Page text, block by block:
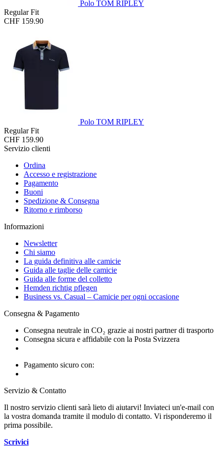
Polo TOM RIPLEY
Regular Fit
CHF 159.90
Polo TOM RIPLEY
Regular Fit
CHF 159.90
Servizio clienti
Ordina
Accesso e registrazione
Pagamento
Buoni
Spedizione & Consegna
Ritorno e rimborso
Informazioni
Newsletter
Chi siamo
La guida definitiva alle camicie
Guida alle taglie delle camicie
Guida alle forme del colletto
Hemden richtig pflegen
Business vs. Casual – Camicie per ogni occasione
Consegna & Pagamento
Consegna neutrale in CO₂ grazie ai nostri partner di trasporto
Consegna sicura e affidabile con la Posta Svizzera
Pagamento sicuro con:
Servizio & Contatto
Il nostro servizio clienti sarà lieto di aiutarvi! Inviateci un'e-mail con
la vostra domanda tramite il modulo di contatto. Vi risponderemo il
prima possibile.
Scrivici